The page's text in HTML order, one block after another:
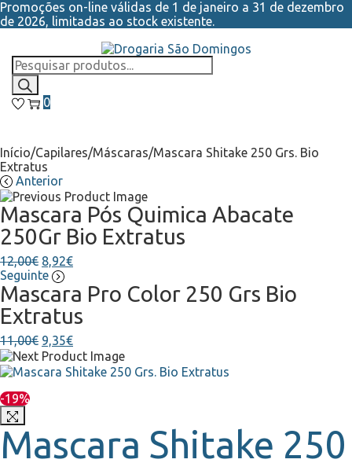
Promoções on-line válidas de 1 de janeiro a 31 de dezembro
de 2026, limitadas ao stock existente.
to
navigation
to
content
Products
search
0
Início/Capilares/Máscaras/Mascara Shitake 250 Grs. Bio
Extratus
Anterior
Mascara Pós Quimica Abacate
250Gr Bio Extratus
12,00€ O
preço
original
era:
12,00€.
8,92€O
atual
é:
8,92€.
Seguinte
Mascara Pro Color 250 Grs Bio
Extratus
11,00€ O
preço
original
9,35€O
preço
atual
-19%
Mascara Shitake 250